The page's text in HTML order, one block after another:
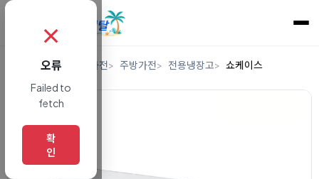
렌탈 디지털/가전 주방가전 전용냉장고 쇼케이스
✗
오류
Failed to
fetch
확
인